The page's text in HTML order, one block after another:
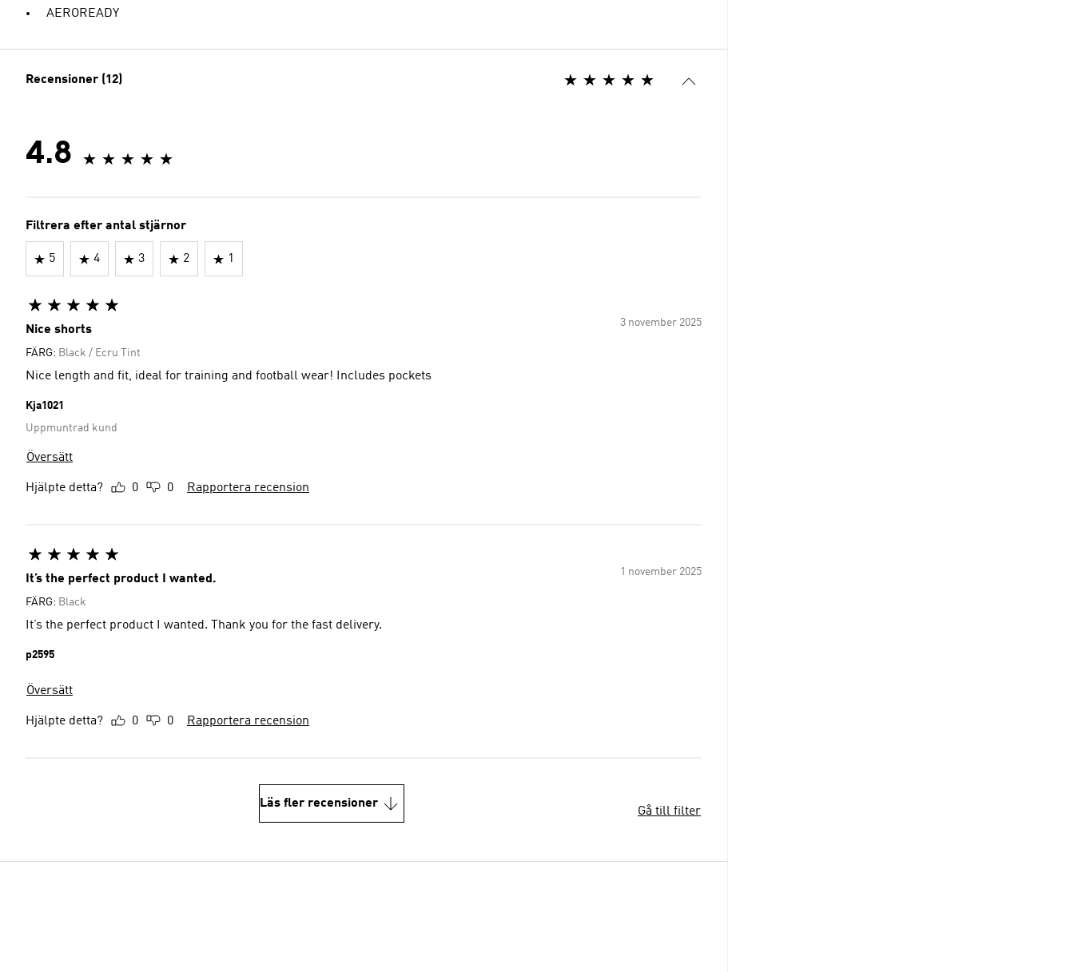
AEROREADY
Recensioner (12)
4.8
Filtrera efter antal stjärnor
5 4 3 2 1
3 november 2025
Nice shorts
FÄRG: Black / Ecru Tint
Nice length and fit, ideal for training and football wear! Includes pockets
Kja1021
Uppmuntrad kund
Översätt
Hjälpte detta? 0 0 Rapportera recension
1 november 2025
It’s the perfect product I wanted.
FÄRG: Black
It’s the perfect product I wanted. Thank you for the fast delivery.
p2595
Översätt
Hjälpte detta? 0 0 Rapportera recension
Läs fler recensioner
Gå till filter